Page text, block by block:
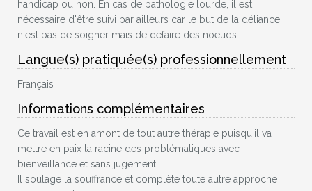
handicap ou non. En cas de pathologie lourde, il est
nécessaire d'être suivi par ailleurs car le but de la déliance
n'est pas de soigner mais de défaire des noeuds.
Langue(s) pratiquée(s) professionnellement
Français
Informations complémentaires
Ce travail est en amont de tout autre thérapie puisqu'il va
mettre en paix la racine des problématiques avec
bienveillance et sans jugement,
Il soulage la souffrance et complète toute autre approche